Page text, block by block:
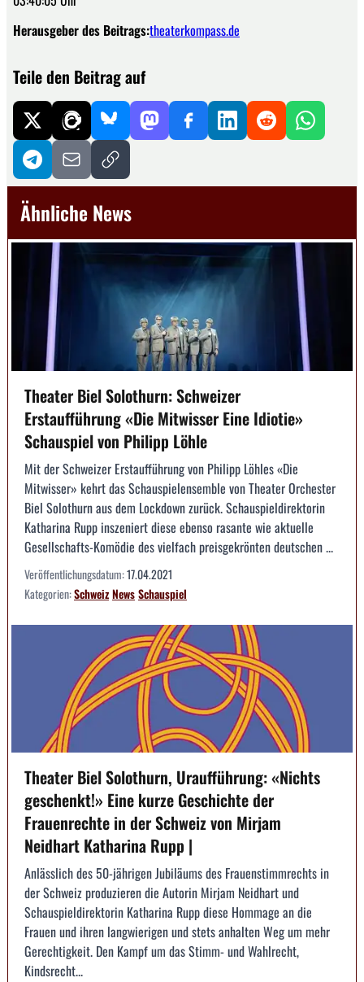
Herausgeber des Beitrags:theaterkompass.de
Teile den Beitrag auf
Ähnliche News
Theater Biel Solothurn: Schweizer
Erstaufführung «Die Mitwisser Eine Idiotie»
Schauspiel von Philipp Löhle
Mit der Schweizer Erstaufführung von Philipp Löhles «Die
Mitwisser» kehrt das Schauspielensemble von Theater Orchester
Biel Solothurn aus dem Lockdown zurück. Schauspieldirektorin
Katharina Rupp inszeniert diese ebenso rasante wie aktuelle
Gesellschafts-Komödie des vielfach preisgekrönten deutschen ...
Veröffentlichungsdatum:17.04.2021
Kategorien:SchweizNewsSchauspiel
Theater Biel Solothurn, Uraufführung: «Nichts
geschenkt!» Eine kurze Geschichte der
Frauenrechte in der Schweiz von Mirjam
Neidhart Katharina Rupp |
Anlässlich des 50-jährigen Jubiläums des Frauenstimmrechts in
der Schweiz produzieren die Autorin Mirjam Neidhart und
Schauspieldirektorin Katharina Rupp diese Hommage an die
Frauen und ihren langwierigen und stets anhalten Weg um mehr
Gerechtigkeit. Den Kampf um das Stimm- und Wahlrecht,
Kindsrecht...